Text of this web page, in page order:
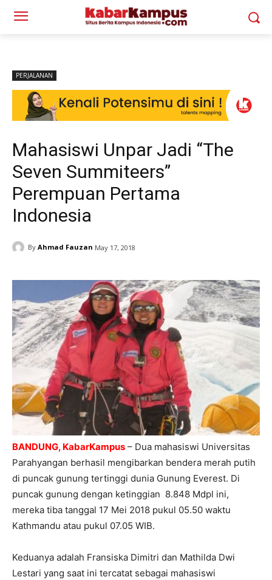
PERJALANAN
Mahasiswi Unpar Jadi “The
Seven Summiteers”
Perempuan Pertama
Indonesia
By Ahmad Fauzan May 17, 2018
BANDUNG, KabarKampus – Dua mahasiswi Universitas
Parahyangan berhasil mengibarkan bendera merah putih
di puncak gunung tertinggi dunia Gunung Everest. Di
puncak gunung dengan ketinggian ‎8.848 Mdpl ini,
mereka tiba tanggal 17 Mei 2018 pukul 05.50 waktu
Kathmandu atau pukul 07.05 WIB.
Keduanya adalah Fransiska Dimitri dan Mathilda Dwi
Lestari yang saat ini tercatat sebagai mahasiswi